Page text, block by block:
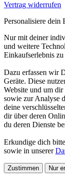
Vertrag widerrufen
Personalisiere dein
Nur mit deiner
und weitere
Einkaufserlebnis zu
Dazu erfassen wir
Geräte. Diese
Website und um dir
sowie zur Analyse
deine
dir über deren
du deren Dienste
Erkundige dich
sowie in unserer
Zustimmen Nur